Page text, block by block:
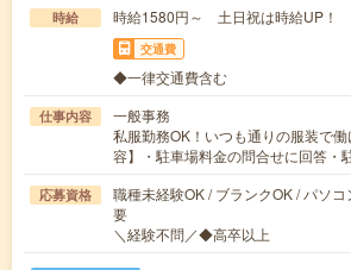
時給 時給1580円～ 土日祝は時給UP！
交通費
◆一律交通費含む
仕事内容
一般事務
私服勤務OK！いつも通りの服装で
容】・駐車場料金の問合せに回答
応募資格
職種未経験OK / ブランクOK / パソ
要
＼経験不問／◆高卒以上